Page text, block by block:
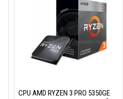
CPU AMD RYZEN 3 PRO 5350GE